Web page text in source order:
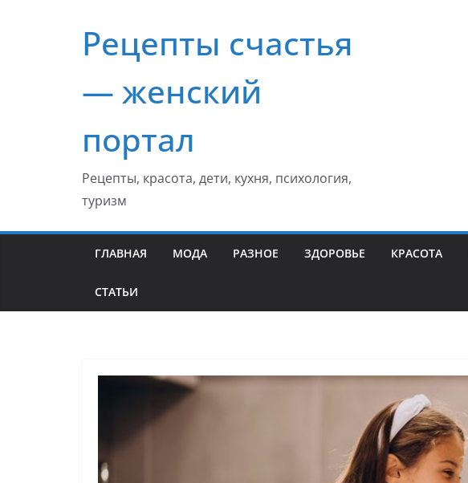
содержимомуРецепты счастья
— женский
портал
Рецепты, красота, дети, кухня, психология,
туризм
ГЛАВНАЯ МОДА РАЗНОЕ ЗДОРОВЬЕ КРАСОТА
СТАТЬИ